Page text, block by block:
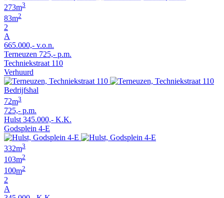
273m3
83m2
2
A
665.000,- v.o.n.
Terneuzen 725,- p.m.
Techniekstraat 110
Verhuurd
Bedrijfshal
72m3
725,- p.m.
Hulst 345.000,- K.K.
Godsplein 4-E
332m3
103m2
100m2
2
A